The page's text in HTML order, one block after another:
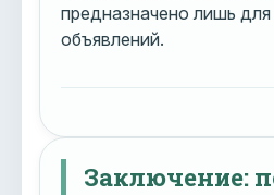
предназначено лишь
объявлений.
Заключение: